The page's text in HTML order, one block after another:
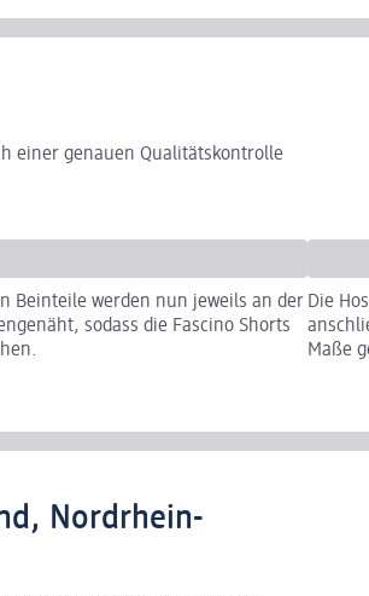
einer genauen Qualitätskontrolle
Beinteile werden nun jeweils an der
sodass die Fascino Shorts
Die
Maße
Nordrhein-